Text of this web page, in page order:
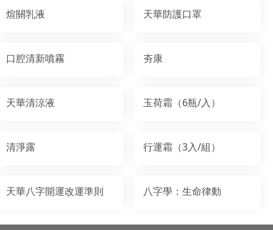
煊關乳液 天華防護口罩
口腔清新噴霧 夯康
天華清涼液 玉荷霜（6瓶/入）
清淨露 行運霜（3入/組）
天華八字開運改運準則 八字學：生命律動